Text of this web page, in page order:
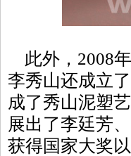
此外，2008
李秀山还成立
成了秀山泥塑
展出了李廷芳
获得国家大奖